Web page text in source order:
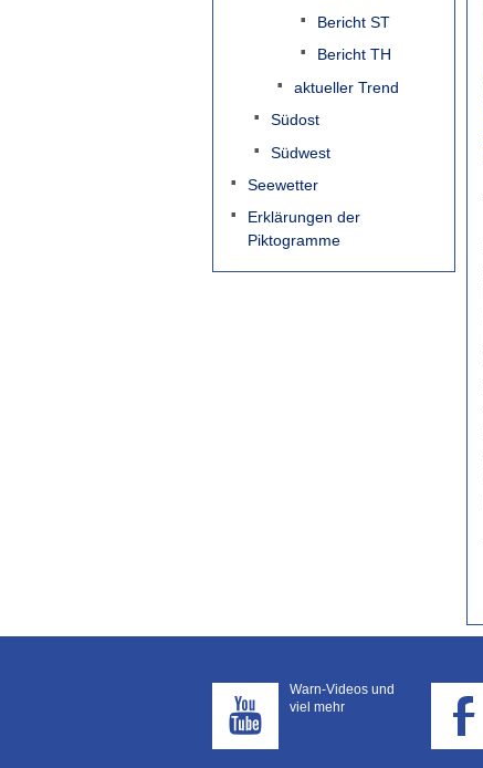
Bericht ST
Bericht TH
aktueller Trend
Südost
Südwest
Seewetter
Erklärungen der
Piktogramme
Warn-Videos und
viel mehr